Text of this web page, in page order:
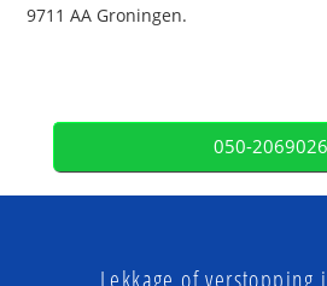
9711 AA Groningen.
050-2069026
Lekkage of verstopping